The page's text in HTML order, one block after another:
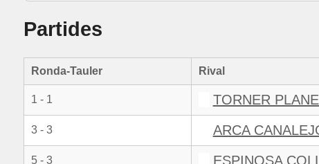
Partides
Ronda-Tauler Rival
1 - 1 TORNER
3 - 3 ARCA
5 - 3 ESPINOSA